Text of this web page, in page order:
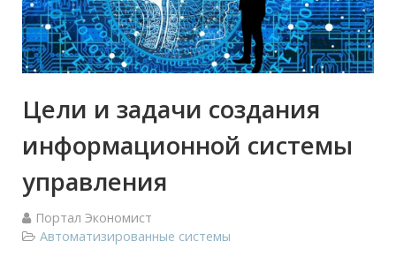
Цели и задачи создания
информационной системы
управления
Портал Экономист
Автоматизированные системы